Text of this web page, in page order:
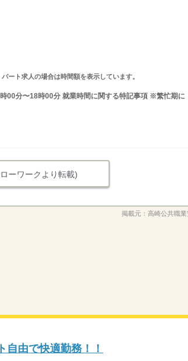
ート求人の場合は時間額を表示しています。
00分〜18時00分 就業時間に関する特記事項 ※繁忙期に
ーワークより転載)
掲載元： 高崎公共職
自由で快適勤務！！